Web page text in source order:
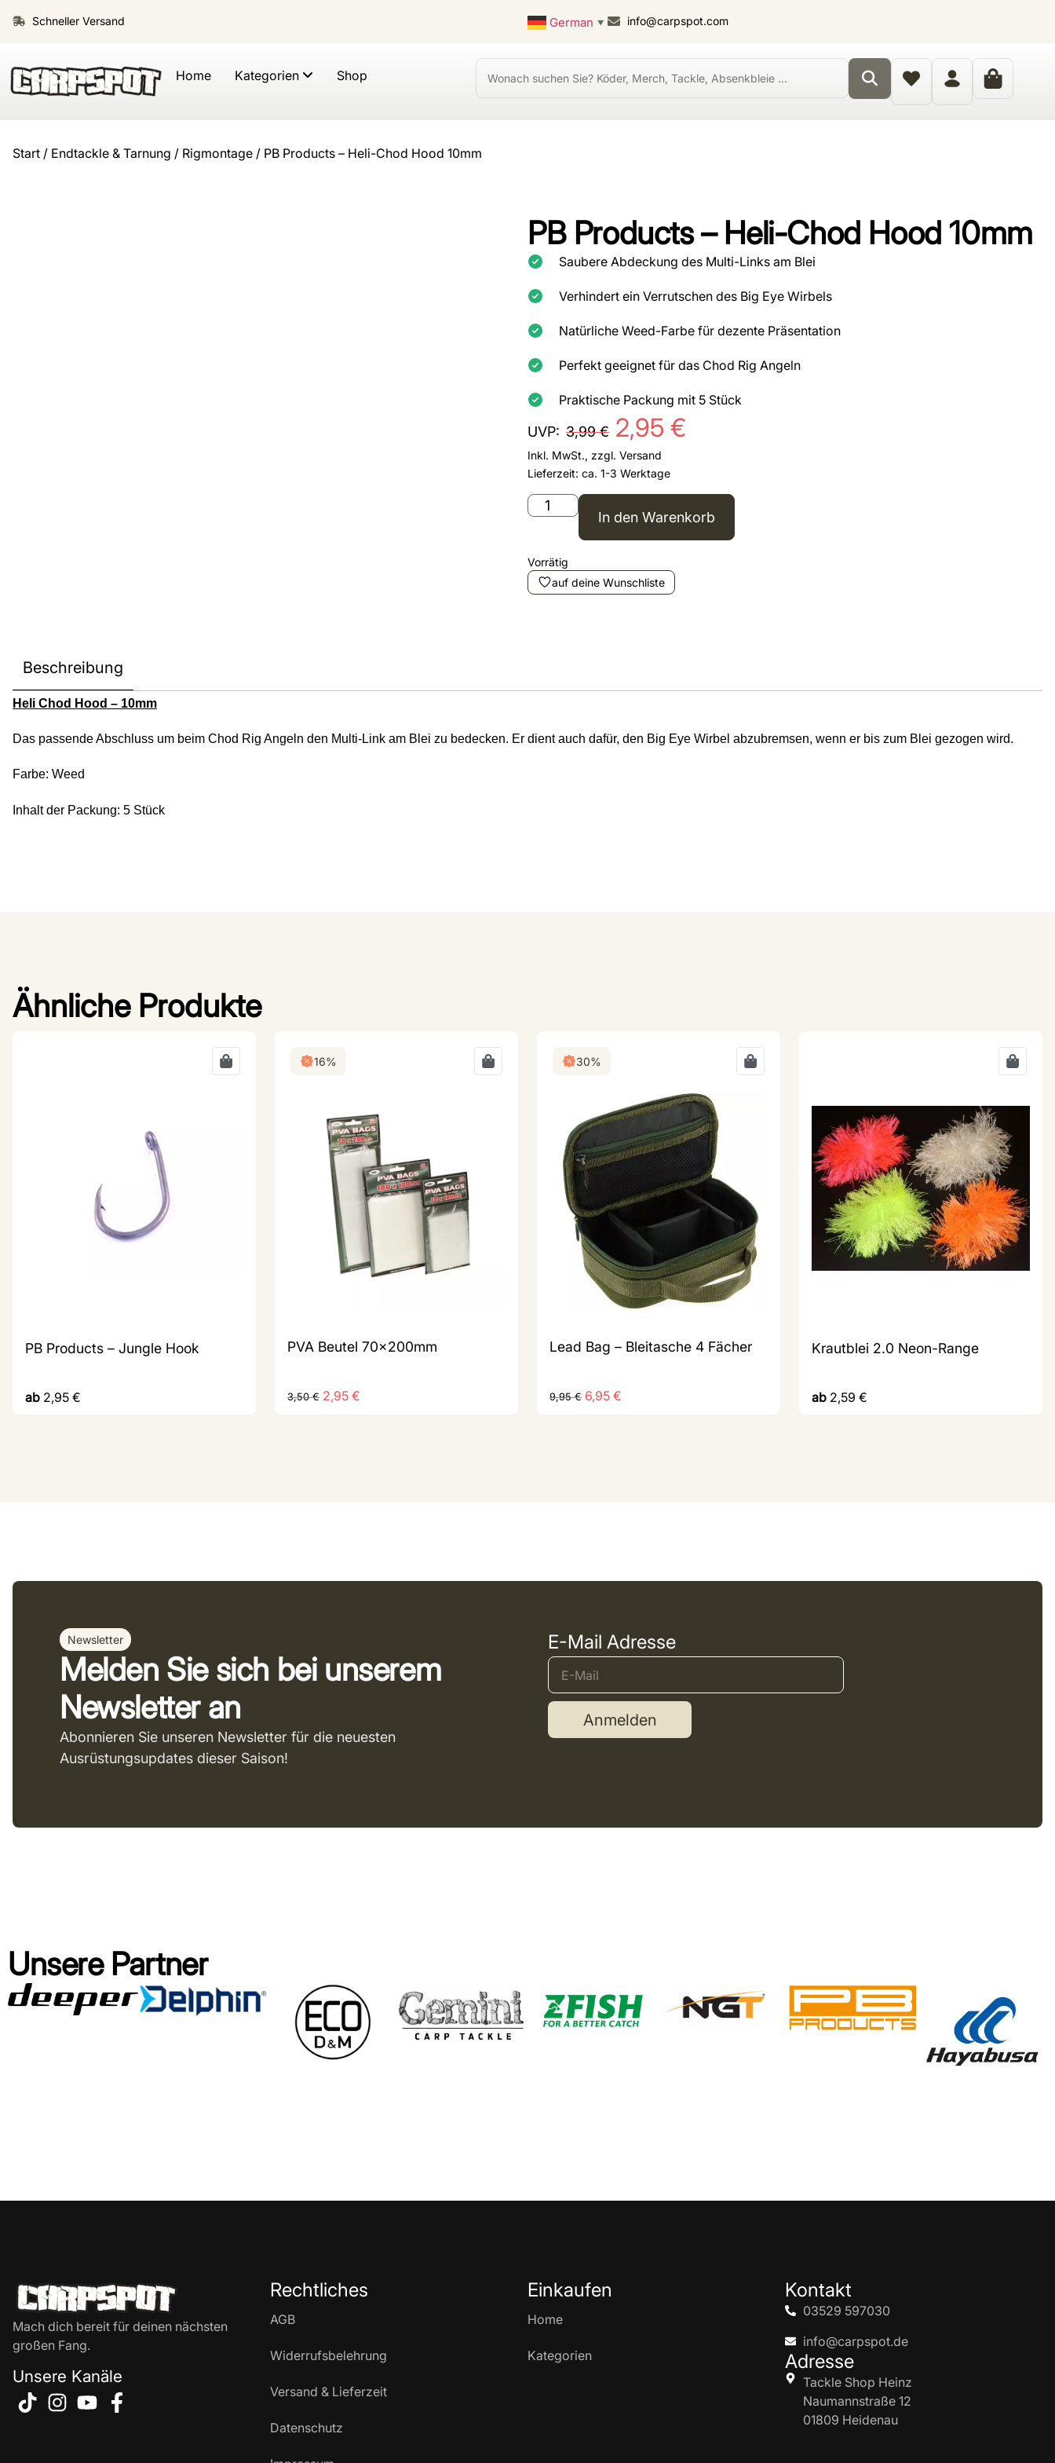
Schneller Versand German ▼ info@carpspot.com
Home Kategorien Shop
Start / Endtackle & Tarnung / Rigmontage / PB Products – Heli-Chod Hood 10mm
PB Products – Heli-Chod Hood 10mm
Saubere Abdeckung des Multi-Links am Blei
Verhindert ein Verrutschen des Big Eye Wirbels
Natürliche Weed-Farbe für dezente Präsentation
Perfekt geeignet für das Chod Rig Angeln
Praktische Packung mit 5 Stück
UVP: 3,99€ 2,95 €
Inkl. MwSt., zzgl. Versand
Lieferzeit: ca. 1-3 Werktage
In den Warenkorb
Vorrätig
auf deine Wunschliste
Beschreibung
Heli Chod Hood – 10mm
Das passende Abschluss um beim Chod Rig Angeln den Multi-Link am Blei zu bedecken. Er dient auch dafür, den Big Eye Wirbel abzubremsen, wenn er bis zum Blei gezogen wird.
Farbe: Weed
Inhalt der Packung: 5 Stück
Ähnliche Produkte
PB Products – Jungle Hook
ab 2,95 €
16%
PVA Beutel 70x200mm
3,50€ 2,95 €
30%
Lead Bag – Bleitasche 4 Fächer
9,95€ 6,95 €
Krautblei 2.0 Neon-Range
ab 2,59 €
Newsletter
Melden Sie sich bei unserem
Newsletter an
Abonnieren Sie unseren Newsletter für die neuesten
Ausrüstungsupdates dieser Saison!
E-Mail Adresse
Anmelden
Unsere Partner
Mach dich bereit für deinen nächsten
großen Fang.
Unsere Kanäle
Rechtliches
AGB
Widerrufsbelehrung
Versand & Lieferzeit
Datenschutz
Einkaufen
Home
Kategorien
Kontakt
03529 597030
info@carpspot.de
Adresse
Tackle Shop Heinz
Naumannstraße 12
01809 Heidenau